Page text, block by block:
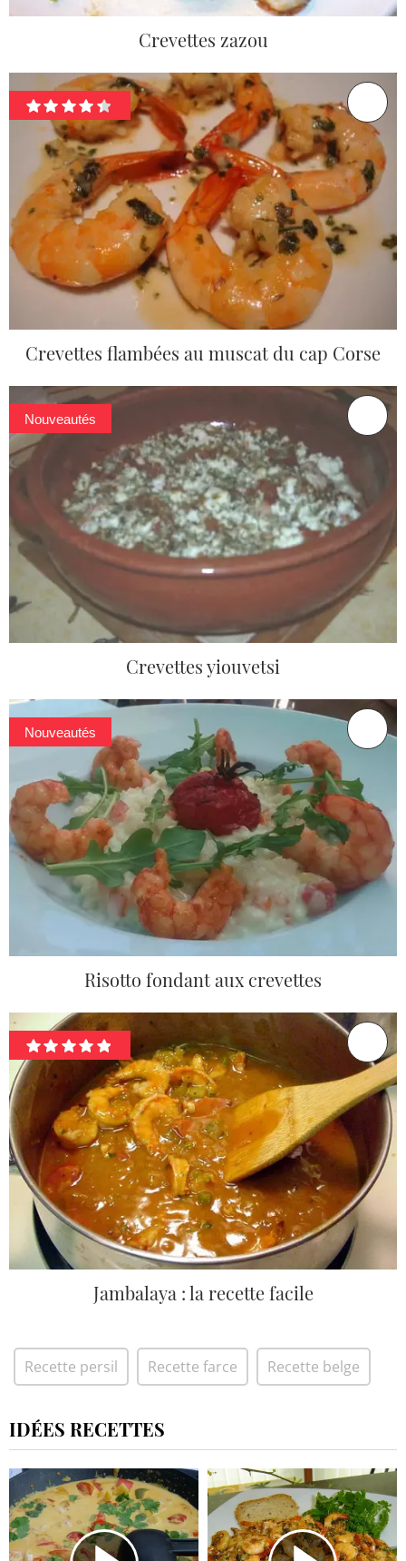
Crevettes zazou
Crevettes flambées au muscat du cap Corse
Nouveautés
Crevettes yiouvetsi
Nouveautés
Risotto fondant aux crevettes
Jambalaya : la recette facile
Recette persil Recette farce Recette belge
IDÉES RECETTES